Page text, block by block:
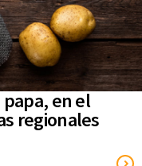
en el
regionales